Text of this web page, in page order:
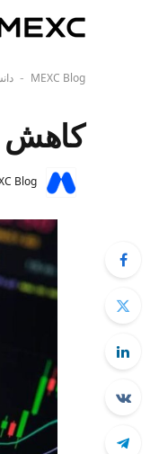
MEXC Blog
-
کاهش
Blog